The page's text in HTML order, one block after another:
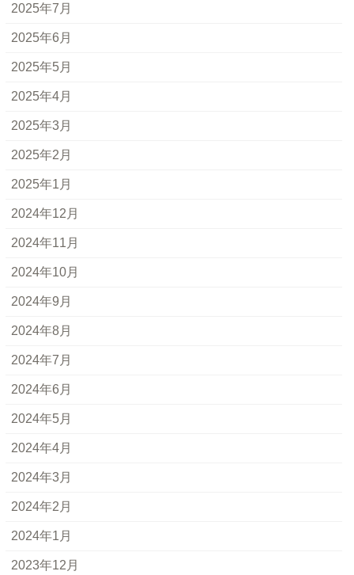
2025年7月
2025年6月
2025年5月
2025年4月
2025年3月
2025年2月
2025年1月
2024年12月
2024年11月
2024年10月
2024年9月
2024年8月
2024年7月
2024年6月
2024年5月
2024年4月
2024年3月
2024年2月
2024年1月
2023年12月